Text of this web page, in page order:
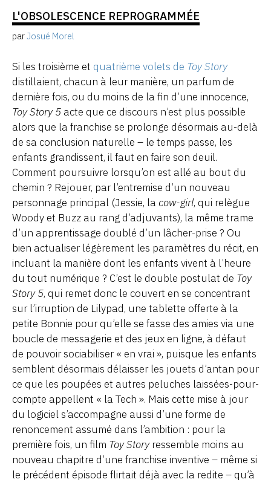
L'OBSOLESCENCE REPROGRAMMÉE
parJosué Morel
Si les troisième et quatrième volets de Toy Story
distillaient, chacun à leur manière, un parfum de
dernière fois, ou du moins de la fin d’une innocence,
Toy Story 5 acte que ce discours n’est plus possible
alors que la franchise se prolonge désormais au-delà
de sa conclusion naturelle – le temps passe, les
enfants grandissent, il faut en faire son deuil.
Comment poursuivre lorsqu’on est allé au bout du
chemin ? Rejouer, par l’entremise d’un nouveau
personnage principal (Jessie, la cow-girl, qui relègue
Woody et Buzz au rang d’adjuvants), la même trame
d’un apprentissage doublé d’un lâcher-prise ? Ou
bien actualiser légèrement les paramètres du récit, en
incluant la manière dont les enfants vivent à l’heure
du tout numérique ? C’est le double postulat de Toy
Story 5, qui remet donc le couvert en se concentrant
sur l’irruption de Lilypad, une tablette offerte à la
petite Bonnie pour qu’elle se fasse des amies via une
boucle de messagerie et des jeux en ligne, à défaut
de pouvoir sociabiliser « en vrai », puisque les enfants
semblent désormais délaisser les jouets d’antan pour
ce que les poupées et autres peluches laissées-pour-
compte appellent « la Tech ». Mais cette mise à jour
du logiciel s’accompagne aussi d’une forme de
renoncement assumé dans l’ambition : pour la
première fois, un film Toy Storyressemble moins au
nouveau chapitre d’une franchise inventive – même si
le précédent épisode flirtait déjà avec la redite – qu’à